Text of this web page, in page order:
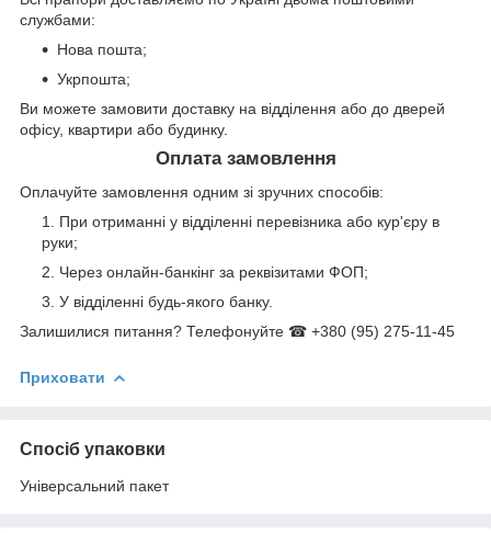
службами:
Нова пошта;
Укрпошта;
Ви можете замовити доставку на відділення або до дверей
офісу, квартири або будинку.
Оплата замовлення
Оплачуйте замовлення одним зі зручних способів:
При отриманні у відділенні перевізника або кур'єру в
руки;
Через онлайн-банкінг за реквізитами ФОП;
У відділенні будь-якого банку.
Залишилися питання? Телефонуйте ☎ +380 (95) 275-11-45
Приховати
Спосіб упаковки
Універсальний пакет